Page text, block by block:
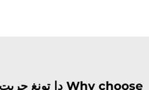
Why choose دا تونغ جريت كاربوراندوم?